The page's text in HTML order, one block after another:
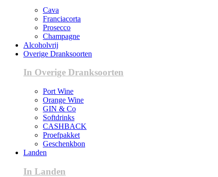
Cava
Franciacorta
Prosecco
Champagne
Alcoholvrij
Overige Dranksoorten
In Overige Dranksoorten
Port Wine
Orange Wine
GIN & Co
Softdrinks
CASHBACK
Proefpakket
Geschenkbon
Landen
In Landen